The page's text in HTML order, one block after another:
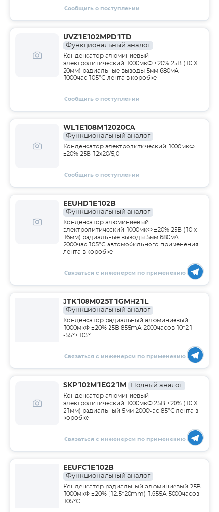
Сообщить о поступлении
UVZ1E102MPD1TD
Функциональный аналог
Конденсатор алюминиевый
электролитический 1000мкФ ±20% 25В (10 X
20мм) радиальные выводы 5мм 680мА
1000час 105°С лента в коробке
Сообщить о поступлении
WL1E108M12020CA
Функциональный аналог
Конденсатор электролитический 1000мкФ
±20% 25В 12х20/5,0
Сообщить о поступлении
EEUHD1E102B
Функциональный аналог
Конденсатор алюминиевый
электролитический 1000мкФ ±20% 25В (10 х
16мм) радиальные выводы 5мм 680мА
2000час 105°С автомобильного применения
лента в коробке
Связаться с инженером по применению
JTK108M025T1GMH21L
Функциональный аналог
Конденсатор радиальный алюминиевый
1000мкФ ±20% 25В 855mA 2000часов 10*21
-55°+105°
Связаться с инженером по применению
SKP102M1EG21M Полный аналог
Конденсатор алюминиевый
электролитический 1000мкФ 25В ±20% (10 X
21мм) радиальный 5мм 2000час 85°С лента в
коробке
Связаться с инженером по применению
EEUFC1E102B
Функциональный аналог
Конденсатор радиальный алюминиевый 25В
1000мкФ ±20% (12.5*20mm) 1.655A 5000часов
105°C